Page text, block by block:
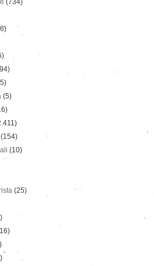
(734)
(5)
(154)
(10)
(25)